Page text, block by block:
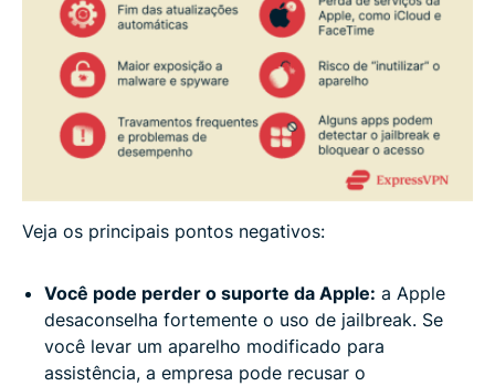
Veja os principais pontos negativos:
Você pode perder o suporte da Apple: a Apple
desaconselha fortemente o uso de jailbreak. Se
você levar um aparelho modificado para
assistência, a empresa pode recusar o